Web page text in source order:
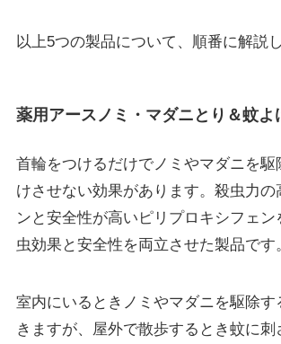
以上5つの製品について、順番に解説し
薬用アースノミ・マダニとり＆蚊よ
首輪をつけるだけでノミやマダニを駆
けさせない効果があります。殺虫力の
ンと安全性が高いピリプロキシフェ
虫効果と安全性を両立させた製品です
室内にいるときノミやマダニを駆除す
きますが、屋外で散歩するとき蚊に刺